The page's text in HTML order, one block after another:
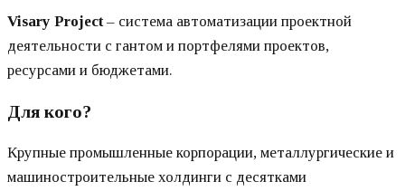
Visary Project – система автоматизации проектной
деятельности с гантом и портфелями проектов,
ресурсами и бюджетами.
Для кого?
Крупные промышленные корпорации, металлургические и
машиностроительные холдинги с десятками